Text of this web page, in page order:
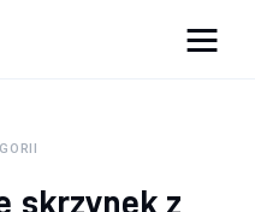
skrzynek z